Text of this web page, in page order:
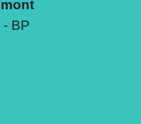
BP